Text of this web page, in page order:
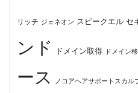
リッチ ジェネオン スピークエル セ
ンド
ドメイン取得 ドメイン
ース
ノコアヘアサポートスカル